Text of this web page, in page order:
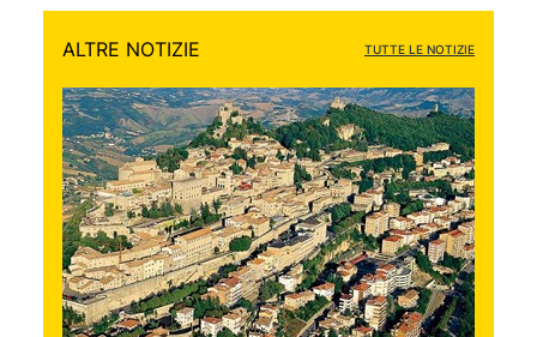
ALTRE NOTIZIE TUTTE LE NOTIZIE